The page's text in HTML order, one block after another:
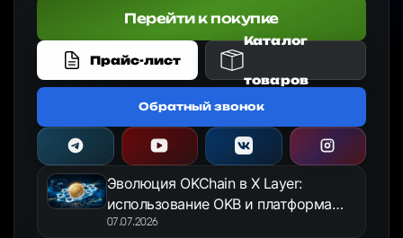
Перейти к покупке
Прайс-лист
Каталог
товаров
Обратный звонок
Эволюция OKChain в X Layer:
использование OKB и платформа
OKX Jumpstart в 2026 году
07.07.2026